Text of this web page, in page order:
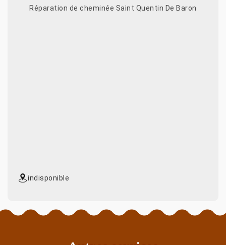
Réparation de cheminée Saint Quentin De Baron
indisponible